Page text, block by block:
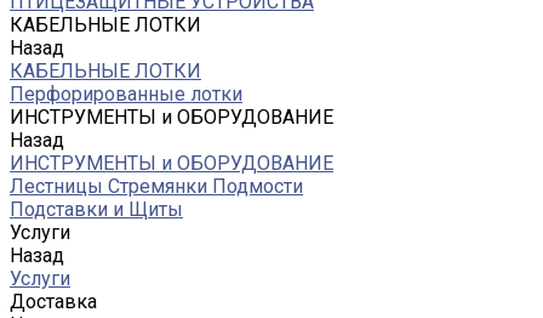
КАБЕЛЬНЫЕ ЛОТКИ
Назад
КАБЕЛЬНЫЕ ЛОТКИ
Перфорированные лотки
ИНСТРУМЕНТЫ и ОБОРУДОВАНИЕ
Назад
ИНСТРУМЕНТЫ и ОБОРУДОВАНИЕ
Лестницы Стремянки Подмости
Подставки и Щиты
Услуги
Назад
Услуги
Доставка